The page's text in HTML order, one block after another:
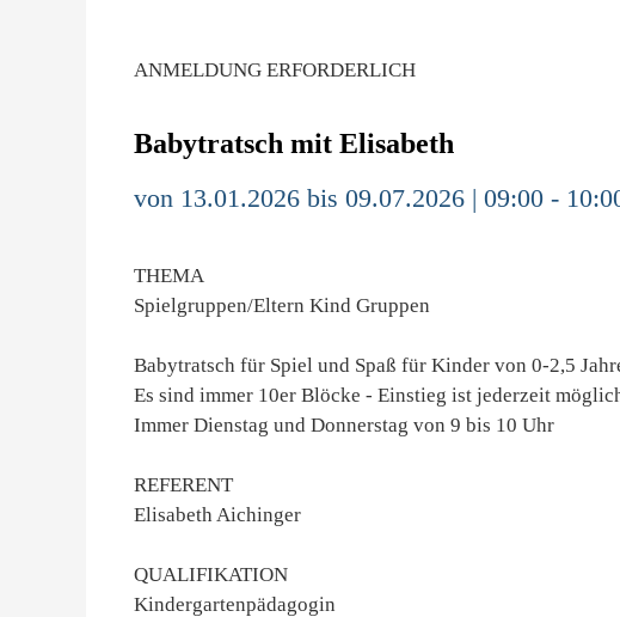
ANMELDUNG ERFORDERLICH
Babytratsch mit Elisabeth
von 13.01.2026 bis 09.07.2026 | 09:00 -
THEMA
Spielgruppen/Eltern Kind Gruppen
Babytratsch für Spiel und Spaß für Kinder von 0-2,5
Es sind immer 10er Blöcke - Einstieg ist jederzeit
Immer Dienstag und Donnerstag von 9 bis 10 Uhr
REFERENT
Elisabeth Aichinger
QUALIFIKATION
Kindergartenpädagogin